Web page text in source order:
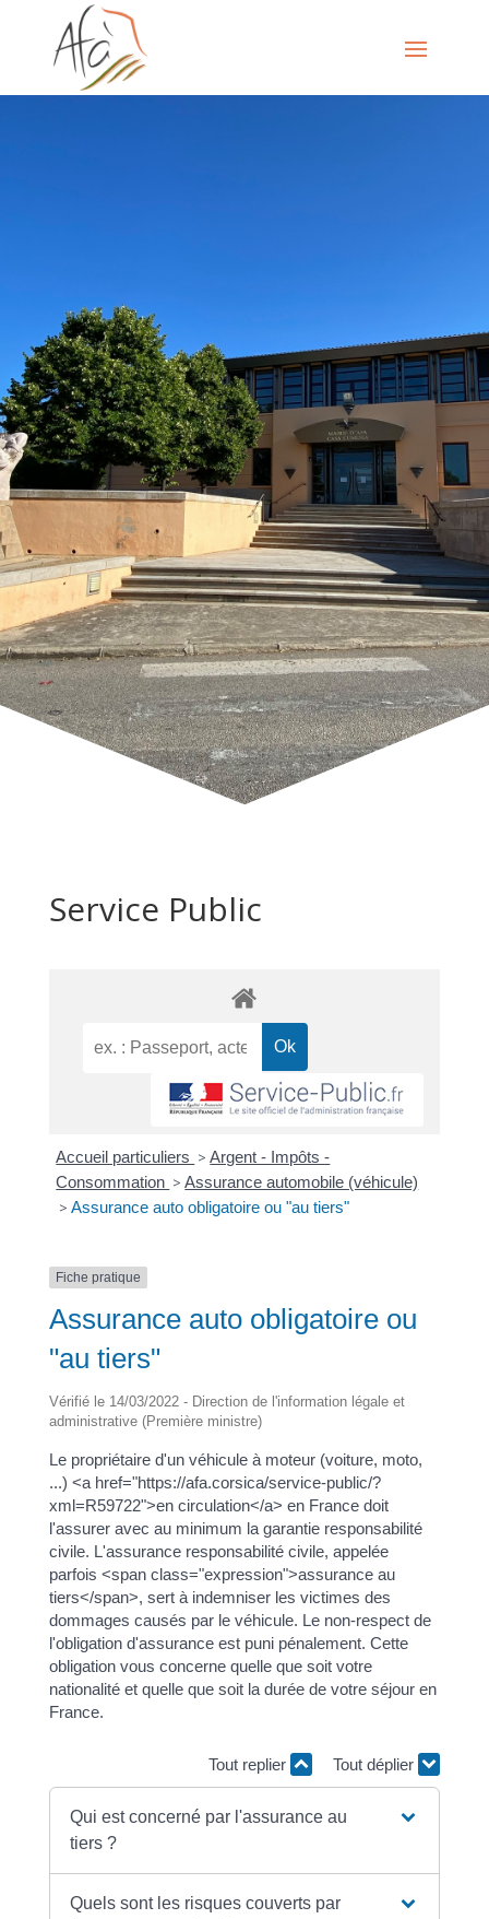
Service Public
Accueil particuliers > Argent - Impôts -
Consommation > Assurance automobile (véhicule)
> Assurance auto obligatoire ou "au tiers"
Fiche pratique
Assurance auto obligatoire ou
"au tiers"
Vérifié le 14/03/2022 - Direction de l'information légale et
administrative (Première ministre)
Le propriétaire d'un véhicule à moteur (voiture, moto,
...) <a href="https://afa.corsica/service-public/?
xml=R59722">en circulation</a> en France doit
l'assurer avec au minimum la garantie responsabilité
civile. L'assurance responsabilité civile, appelée
parfois <span class="expression">assurance au
tiers</span>, sert à indemniser les victimes des
dommages causés par le véhicule. Le non-respect de
l'obligation d'assurance est puni pénalement. Cette
obligation vous concerne quelle que soit votre
nationalité et quelle que soit la durée de votre séjour en
France.
Tout replier Tout déplier
Qui est concerné par l'assurance au
tiers ?
Quels sont les risques couverts par